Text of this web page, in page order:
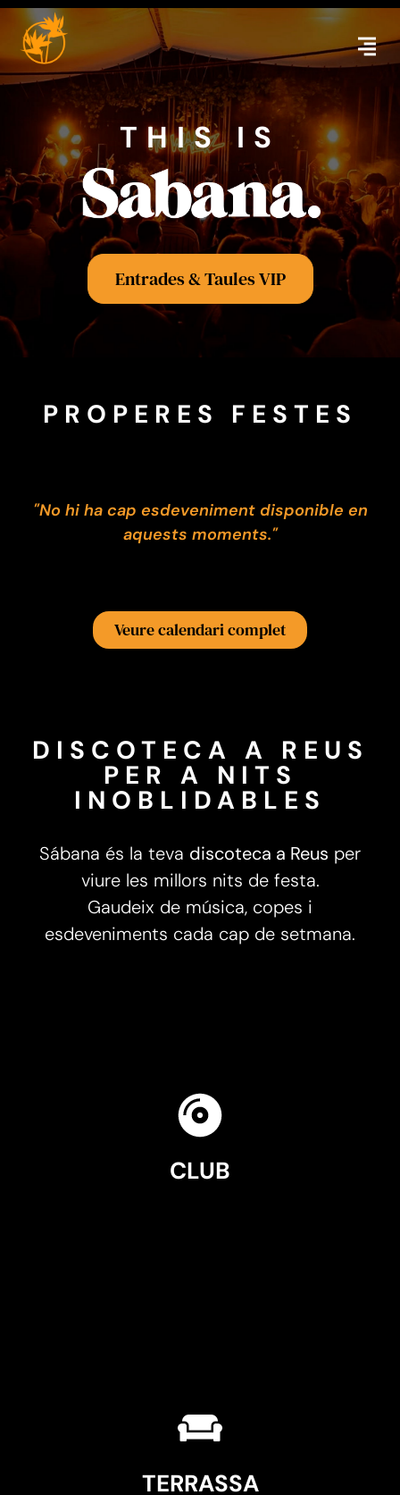
contingut
THIS IS
Entrades & Taules VIP
PROPERES FESTES
"No hi ha cap esdeveniment disponible en
aquests moments."
Veure calendari complet
DISCOTECA A REUS
PER A NITS
INOBLIDABLES
Sábana és la teva discoteca a Reus per
viure les millors nits de festa.
Gaudeix de música, copes i
esdeveniments cada cap de setmana.
CLUB
TERRASSA